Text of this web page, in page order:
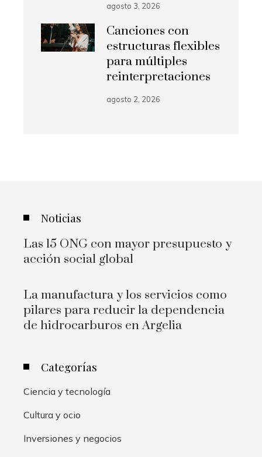
agosto 3, 2026
Canciones con
estructuras flexibles
para múltiples
reinterpretaciones
agosto 2, 2026
Noticias
Las 15 ONG con mayor presupuesto y
acción social global
La manufactura y los servicios como
pilares para reducir la dependencia
de hidrocarburos en Argelia
Categorías
Ciencia y tecnología
Cultura y ocio
Inversiones y negocios